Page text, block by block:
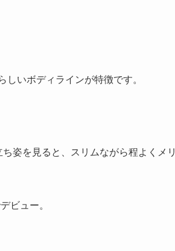
いボディラインが特徴です。
姿を見ると、スリムながら程よくメリ
ビュー。